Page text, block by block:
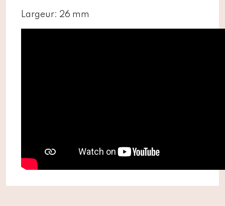
Largeur: 26 mm